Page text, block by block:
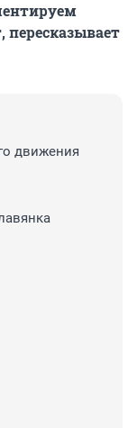
пересказывает
движения